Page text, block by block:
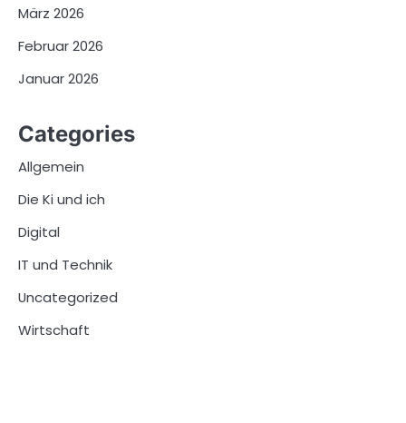
März 2026
Februar 2026
Januar 2026
Categories
Allgemein
Die Ki und ich
Digital
IT und Technik
Uncategorized
Wirtschaft